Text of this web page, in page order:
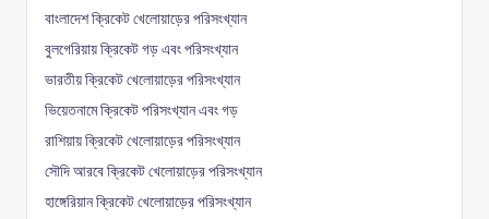
বাংলাদেশ ক্রিকেট খেলোয়াড়ের পরিসংখ্যান
বুলগেরিয়ায় ক্রিকেট গড় এবং পরিসংখ্যান
ভারতীয় ক্রিকেট খেলোয়াড়ের পরিসংখ্যান
ভিয়েতনামে ক্রিকেট পরিসংখ্যান এবং গড়
রাশিয়ায় ক্রিকেট খেলোয়াড়ের পরিসংখ্যান
সৌদি আরবে ক্রিকেট খেলোয়াড়ের পরিসংখ্যান
হাঙ্গেরিয়ান ক্রিকেট খেলোয়াড়ের পরিসংখ্যান